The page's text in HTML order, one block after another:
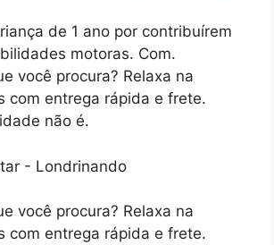
de 1 ano por contribuírem
motoras. Com.
você procura? Relaxa na
com entrega rápida e frete.
não é.
você procura? Relaxa na
com entrega rápida e frete.